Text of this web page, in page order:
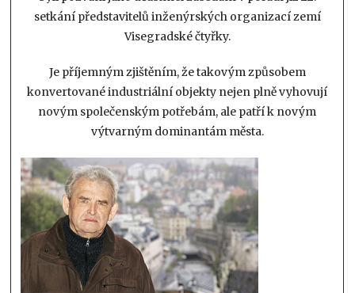
setkání představitelů inženýrských organizací zemí
Visegradské čtyřky.
Je příjemným zjištěním, že takovým způsobem
konvertované industriální objekty nejen plně vyhovují
novým společenským potřebám, ale patří k novým
výtvarným dominantám města.